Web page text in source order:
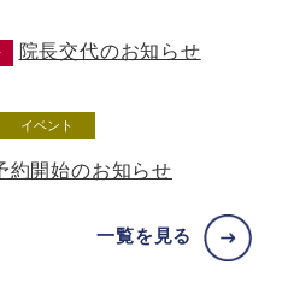
院長交代のお知らせ
イベント
開始のお知らせ
一覧を見る